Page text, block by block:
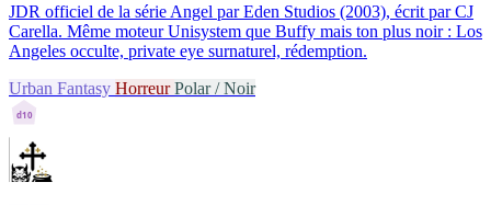
JDR officiel de la série Angel par Eden Studios (2003), écrit par CJ
Carella. Même moteur Unisystem que Buffy mais ton plus noir : Los
Angeles occulte, private eye surnaturel, rédemption.
Urban Fantasy HorreurPolar / Noir
d10